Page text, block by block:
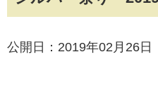
公開日：2019年02月26